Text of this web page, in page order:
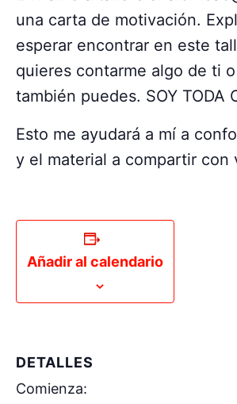
una carta de motivación.
esperar encontrar en este
quieres contarme algo de ti
también puedes. SOY TODA
Esto me ayudará a mí a
y el material a compartir con
Añadir al calendario
DETALLES
Comienza: